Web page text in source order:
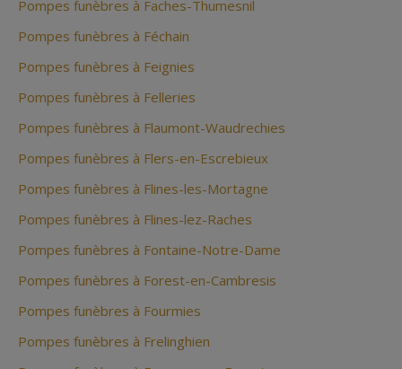
Pompes funèbres à Faches-Thumesnil
Pompes funèbres à Féchain
Pompes funèbres à Feignies
Pompes funèbres à Felleries
Pompes funèbres à Flaumont-Waudrechies
Pompes funèbres à Flers-en-Escrebieux
Pompes funèbres à Flines-les-Mortagne
Pompes funèbres à Flines-lez-Raches
Pompes funèbres à Fontaine-Notre-Dame
Pompes funèbres à Forest-en-Cambresis
Pompes funèbres à Fourmies
Pompes funèbres à Frelinghien